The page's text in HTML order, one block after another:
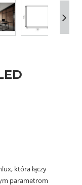
która łączy
parametrom